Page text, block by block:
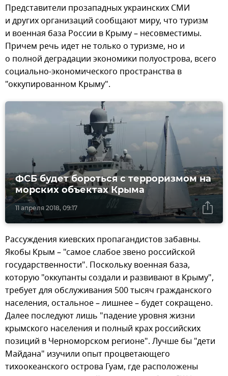
Представители прозападных украинских СМИ
и других организаций сообщают миру, что туризм
и военная база России в Крыму – несовместимы.
Причем речь идет не только о туризме, но и
о полной деградации экономики полуострова, всего
социально-экономического пространства в
"оккупированном Крыму".
11 апреля 2018, 09:17
ФСБ будет бороться с терроризмом на
морских объектах Крыма
Рассуждения киевских пропагандистов забавны.
Якобы Крым – "самое слабое звено российской
государственности". Поскольку военная база,
которую "оккупанты создали и развивают в Крыму",
требует для обслуживания 500 тысяч гражданского
населения, остальное – лишнее – будет сокращено.
Далее последуют лишь "падение уровня жизни
крымского населения и полный крах российских
позиций в Черноморском регионе". Лучше бы "дети
Майдана" изучили опыт процветающего
тихоокеанского острова Гуам, где расположены